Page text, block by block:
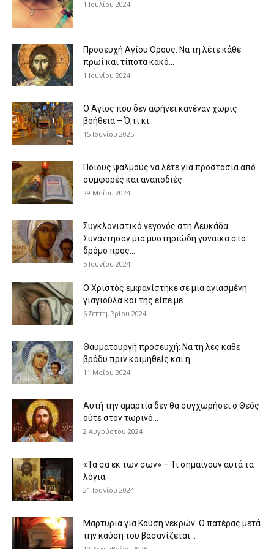
1 Ιουλίου 2024
Προσευχή Αγίου Όρους: Να τη λέτε κάθε
πρωί και τίποτα κακό...
1 Ιουνίου 2024
Ο Άγιος που δεν αφήνει κανέναν χωρίς
βοήθεια – Ό,τι κι...
15 Ιουνίου 2025
Ποιους ψαλμούς να λέτε για προστασία από
συμφορές και αναποδιές
29 Μαΐου 2024
Συγκλονιστικό γεγονός στη Λευκάδα:
Συνάντησαν μια μυστηριώδη γυναίκα στο
δρόμο προς...
5 Ιουνίου 2024
Ο Χριστός εμφανίστηκε σε μια αγιασμένη
γιαγιούλα και της είπε με...
6 Σεπτεμβρίου 2024
Θαυματουργή προσευχή: Να τη λες κάθε
βράδυ πριν κοιμηθείς και η...
11 Μαΐου 2024
Αυτή την αμαρτία δεν θα συγχωρήσει ο Θεός
ούτε στον τωρινό...
2 Αυγούστου 2024
«Τα σα εκ των σων» – Τι σημαίνουν αυτά τα
λόγια;
21 Ιουνίου 2024
Μαρτυρία για Καύση νεκρών: Ο πατέρας μετά
την καύση του βασανίζεται...